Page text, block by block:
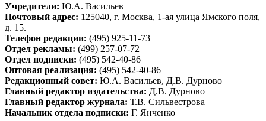
Учредители: Ю.А. Васильев
Почтовый адрес: 125040, г. Москва, 1-ая улица Ямского поля,
д. 15.
Телефон редакции: (495) 925-11-73
Отдел рекламы: (499) 257-07-72
Отдел подписки: (495) 542-40-86
Оптовая реализация: (495) 542-40-86
Редакционный совет: Ю.А. Васильев, Д.В. Дурново
Главный редактор издательства: Д.В. Дурново
Главный редактор журнала: Т.В. Сильвестрова
Начальник отдела подписки: Г. Янченко